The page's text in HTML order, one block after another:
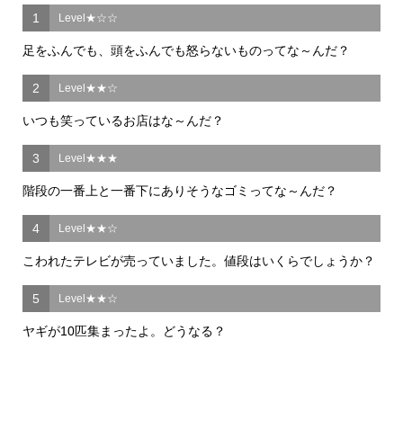
1 Level★☆☆
足をふんでも、頭をふんでも怒らないものってな～んだ？
2 Level★★☆
いつも笑っているお店はな～んだ？
3 Level★★★
階段の一番上と一番下にありそうなゴミってな～んだ？
4 Level★★☆
こわれたテレビが売っていました。値段はいくらでしょうか？
5 Level★★☆
ヤギが10匹集まったよ。どうなる？